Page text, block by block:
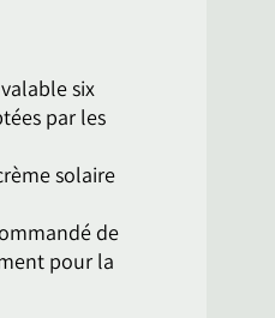
six
par les
solaire
de
pour la